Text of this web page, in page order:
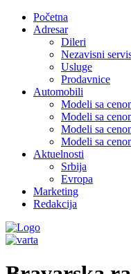
Početna
Adresar
Dileri
Nezavisni
Usluge
Prodavnice
Automobili
Modeli sa
Modeli sa
Modeli sa
Modeli sa
Aktuelnosti
Srbija
Evropa
Marketing
Redakcija